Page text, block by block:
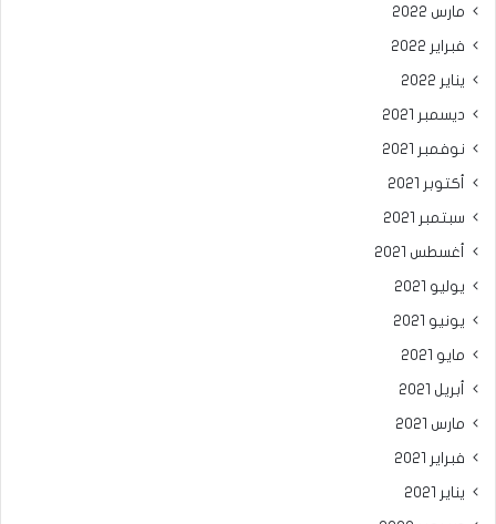
مارس 2022
فبراير 2022
يناير 2022
ديسمبر 2021
نوفمبر 2021
أكتوبر 2021
سبتمبر 2021
أغسطس 2021
يوليو 2021
يونيو 2021
مايو 2021
أبريل 2021
مارس 2021
فبراير 2021
يناير 2021